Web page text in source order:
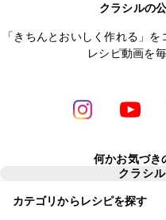
クラシルの
「きちんとおいしく作れる」
レシピ動画を
何かお気づき
クラシ
カテゴリからレシピを探す